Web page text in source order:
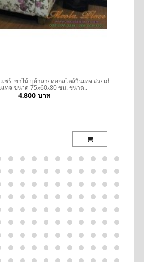
ชร์ ขาไม้ บุผ้าลายดอกสไตล์วินเทจ สวยเก๋
เทจ ขนาด 75x60x80 ซม. ขนาด..
4,800 บาท